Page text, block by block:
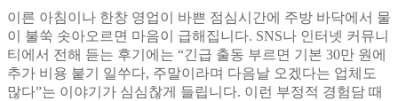
이른 아침이나 한창 영업이 바쁜 점심시간에 주방 바닥에서 물
이 불쑥 솟아오르면 마음이 급해집니다. SNS나 인터넷 커뮤니
티에서 전해 듣는 후기에는 “긴급 출동 부르면 기본 30만 원에
추가 비용 붙기 일쑤다, 주말이라며 다음날 오겠다는 업체도
많다”는 이야기가 심심찮게 들립니다. 이런 부정적 경험담 때